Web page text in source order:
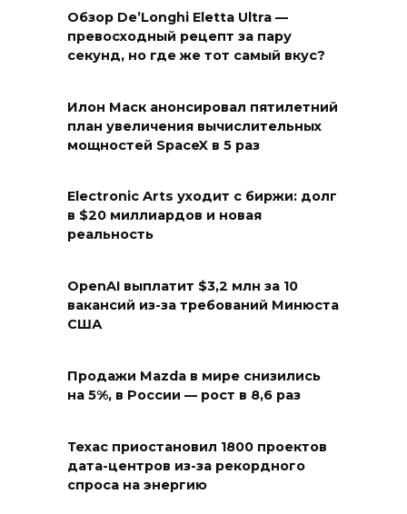
Обзор De’Longhi Eletta Ultra —
превосходный рецепт за пару
секунд, но где же тот самый вкус?
Илон Маск анонсировал пятилетний
план увеличения вычислительных
мощностей SpaceX в 5 раз
Electronic Arts уходит с биржи: долг
в $20 миллиардов и новая
реальность
OpenAI выплатит $3,2 млн за 10
вакансий из-за требований Минюста
США
Продажи Mazda в мире снизились
на 5%, в России — рост в 8,6 раз
Техас приостановил 1800 проектов
дата-центров из-за рекордного
спроса на энергию